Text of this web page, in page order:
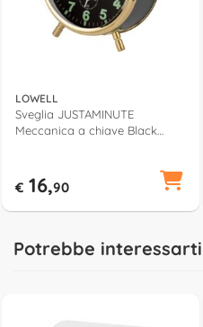
LOWELL
Sveglia JUSTAMINUTE
Meccanica a chiave Black
€ 16,90
Potrebbe